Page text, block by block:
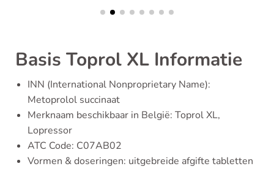
Basis Toprol XL Informatie
INN (International Nonproprietary Name):
Metoprolol succinaat
Merknaam beschikbaar in België: Toprol XL,
Lopressor
ATC Code: C07AB02
Vormen & doseringen: uitgebreide afgifte tabletten